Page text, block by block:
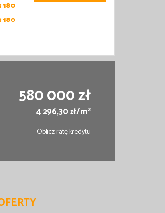
180
180
580 000 zł
4 296,30 zł/m2
Oblicz ratę kredytu